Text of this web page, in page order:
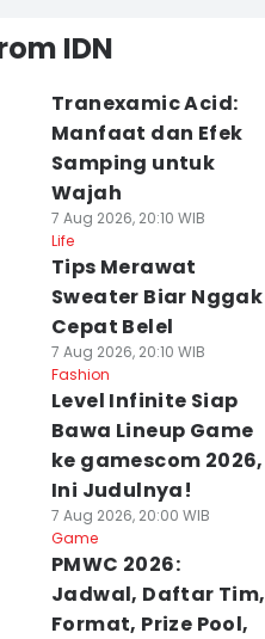
IDN
Tranexamic Acid:
Manfaat dan Efek
Samping untuk
Wajah
7 Aug 2026, 20:10 WIB
Life
Tips Merawat
Sweater Biar Nggak
Cepat Belel
7 Aug 2026, 20:10 WIB
Fashion
Level Infinite Siap
Bawa Lineup Game
ke gamescom 2026,
Ini Judulnya!
7 Aug 2026, 20:00 WIB
Game
PMWC 2026:
Jadwal, Daftar Tim,
Format, Prize Pool,